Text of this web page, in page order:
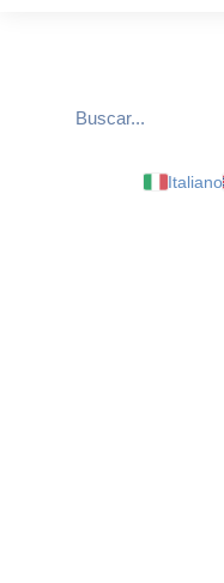
Italiano